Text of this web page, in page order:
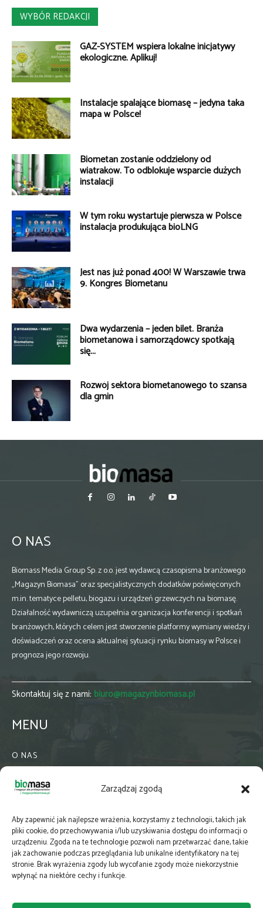
Zarządzaj zgodą
Aby zapewnić jak najlepsze wrażenia, korzystamy z technologii, takich jak
pliki cookie, do przechowywania i/lub uzyskiwania dostępu do informacji o
urządzeniu. Zgoda na te technologie pozwoli nam przetwarzać dane, takie
jak zachowanie podczas przeglądania lub unikalne identyfikatory na tej
stronie. Brak wyrażenia zgody lub wycofanie zgody może niekorzystnie
wpłynąć na niektóre cechy i funkcje.
WYBÓR REDAKCJI
GAZ-SYSTEM wspiera lokalne inicjatywy
ekologiczne. Aplikuj!
Instalacje spalające biomasę – jedyna taka
mapa w Polsce!
Biometan zostanie oddzielony od
wiatraków. To odblokuje wsparcie dużych
instalacji
W tym roku wystartuje pierwsza w Polsce
instalacja produkująca bioLNG
Jest nas już ponad 400! W Warszawie trwa
9. Kongres Biometanu
Dwa wydarzenia – jeden bilet. Branża
biometanowa i samorządowcy spotkają
się...
Rozwój sektora biometanowego to szansa
dla gmin
O NAS
Biomass Media Group Sp. z o.o. jest wydawcą czasopisma branżowego
„Magazyn Biomasa” oraz specjalistycznych dodatków poświęconych
m.in. tematyce pelletu, biogazu i urządzeń grzewczych na biomasę.
Działalność wydawniczą uzupełnia organizacja konferencji i spotkań
branżowych, których celem jest stworzenie platformy wymiany wiedzy i
doświadczeń oraz ocena aktualnej sytuacji rynku biomasy w Polsce i
prognoza jego rozwoju.
Skontaktuj się z nami: biuro@magazynbiomasa.pl
MENU
O NAS
WSPÓŁPRACA
PRENUMERATA
NEWSLETTER
MAPY
E-WYDANIE